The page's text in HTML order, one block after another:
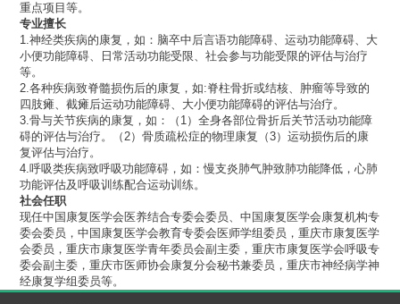
重点项目等。
专业擅长
1.神经类疾病的康复，如：脑卒中后言语功能障碍、运动功能障碍、大
小便功能障碍、日常活动功能受限、社会参与功能受限的评估与治疗
等。
2.各种疾病致脊髓损伤后的康复，如:脊柱骨折或结核、肿瘤等导致的
四肢瘫、截瘫后运动功能障碍、大小便功能障碍的评估与治疗。
3.骨与关节疾病的康复，如：（1）全身各部位骨折后关节活动功能障
碍的评估与治疗。（2）骨质疏松症的物理康复（3）运动损伤后的康
复评估与治疗。
4.呼吸类疾病致呼吸功能障碍，如：慢支炎肺气肿致肺功能降低，心肺
功能评估及呼吸训练配合运动训练。
社会任职
现任中国康复医学会医养结合专委会委员、中国康复医学会康复机构专
委会委员，中国康复医学会教育专委会医师学组委员，重庆市康复医学
会委员，重庆市康复医学青年委员会副主委，重庆市康复医学会呼吸专
委会副主委，重庆市医师协会康复分会秘书兼委员，重庆市神经病学神
经康复学组委员等。